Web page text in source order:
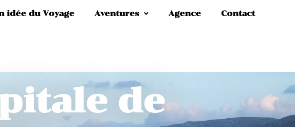
idée du Voyage Aventures Agence Contact
de